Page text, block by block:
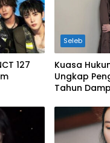
127
Seleb
Kuasa
Ungkap
Tahun